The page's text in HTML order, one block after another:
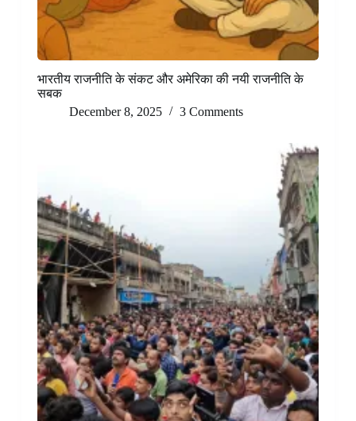
भारतीय राजनीति के संकट और अमेरिका की नयी राजनीति के
सबक
December 8, 2025
3 Comments